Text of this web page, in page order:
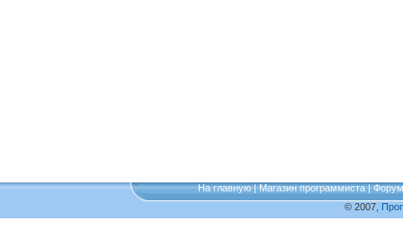
На главную|Магазин программиста|Форум
© 2007,